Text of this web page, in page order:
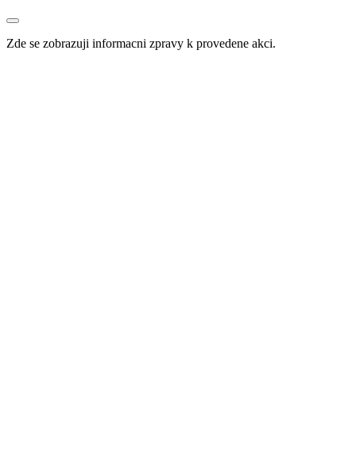
Zde se zobrazuji informacni zpravy k provedene akci.